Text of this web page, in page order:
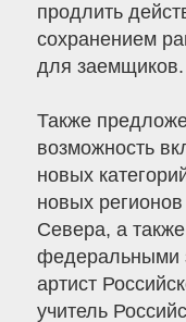
продлить
сохранением
для заемщиков.
Также
возможность
новых
новых
Севера, а
федеральными
артист
учитель